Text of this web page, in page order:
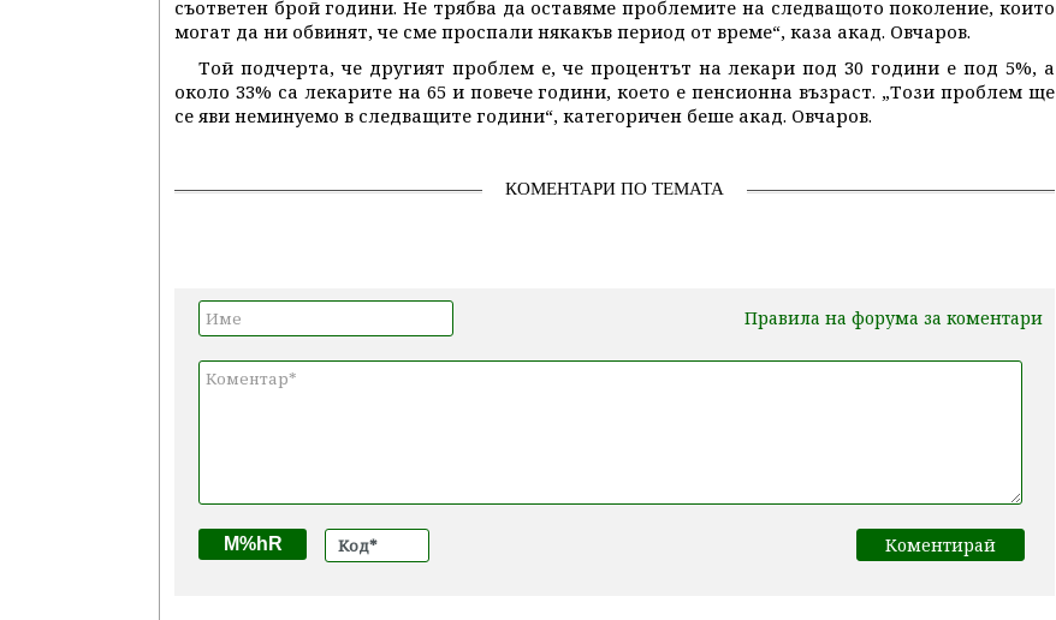
съответен брой години. Не трябва да оставяме проблемите на следващото поколение, които
могат да ни обвинят, че сме проспали някакъв период от време“, каза акад. Овчаров.
Той подчерта, че другият проблем е, че процентът на лекари под 30 години е под 5%, а
около 33% са лекарите на 65 и повече години, което е пенсионна възраст. „Този проблем ще
се яви неминуемо в следващите години“, категоричен беше акад. Овчаров.
КОМЕНТАРИ ПО ТЕМАТА
Правила на форума за коментари
M%hR